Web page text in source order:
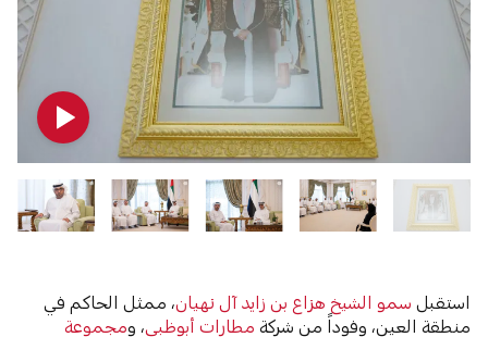
استقبل سمو الشيخ هزاع بن زايد آل نهيان، ممثل الحاكم في
منطقة العين، وفوداً من شركة مطارات أبوظبي، ومجموعة